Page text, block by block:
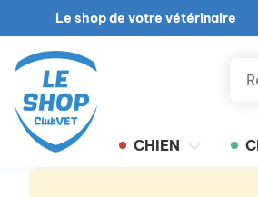
Le shop de votre vétérinaire
CHIEN